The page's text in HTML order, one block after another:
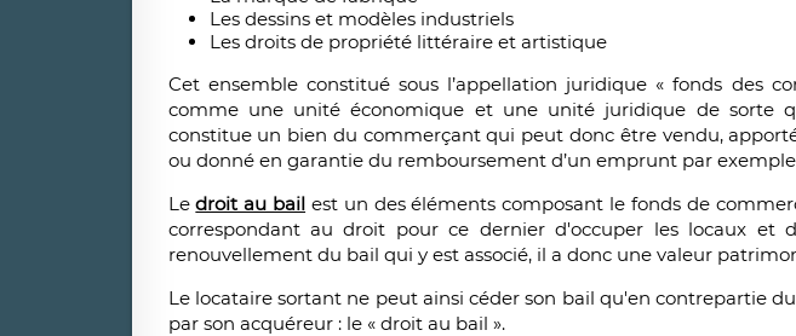
Les dessins et modèles industriels
Les droits de propriété littéraire et artistique
Cet ensemble constitué sous l’appellation juridique « fonds des
comme une unité économique et une unité juridique de sorte
constitue un bien du commerçant qui peut donc être vendu,
ou donné en garantie du remboursement d’un emprunt par
Ledroit au bail est un des éléments composant le fonds de
correspondant au droit pour ce dernier d'occuper les locaux et
renouvellement du bail qui y est associé, il a donc une valeur
Le locataire sortant ne peut ainsi céder son bail qu'en contrepartie
par son acquéreur : le « droit au bail ».